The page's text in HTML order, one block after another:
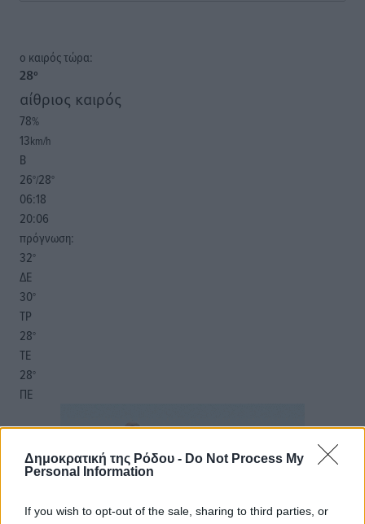
Δημοκρατική της Ρόδου - Do Not Process My
Personal Information
If you wish to opt-out of the sale, sharing to third parties, or
o καιρός τώρα:
28°
αίθριος καιρός
78%
13km/h
Β
26°/28°
06:18
20:06
πρόγνωση:
32°
ΔΕ
30°
ΤΡ
28°
ΤΕ
28°
ΠΕ